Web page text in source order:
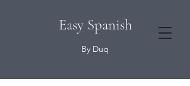
Easy Spanish
By Duq